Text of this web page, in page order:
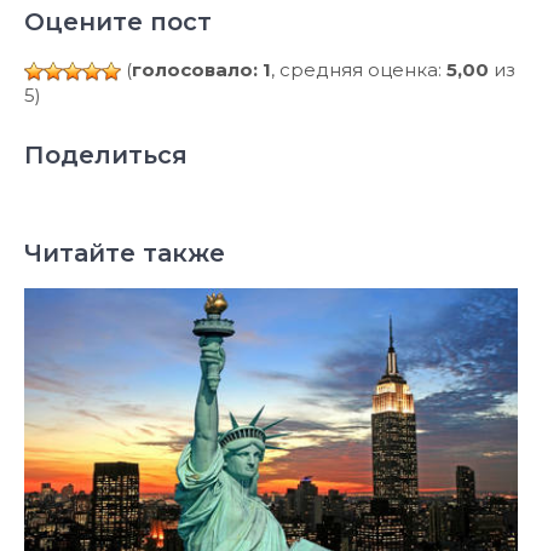
Оцените пост
(голосовало: 1, средняя оценка: 5,00 из
5)
Поделиться
Читайте также